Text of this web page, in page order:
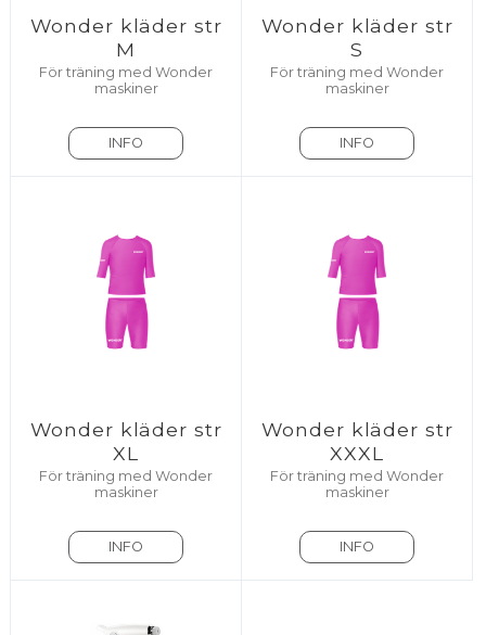
Wonder kläder str
M
För träning med Wonder
maskiner
INFO
Wonder kläder str
S
För träning med Wonder
maskiner
INFO
Wonder kläder str
XL
För träning med Wonder
maskiner
INFO
Wonder kläder str
XXXL
För träning med Wonder
maskiner
INFO